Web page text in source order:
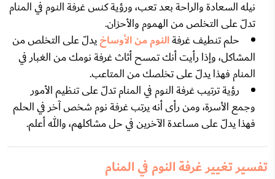
نيله السعادة والراحة بعد تعب، ورؤية كنس غرفة النوم في المنام
تدلّ على التخلص من الهموم والأحزان.
حلم تنطيف غرفةالنوم من الأوساخيدلّ على التخلص من
المشاكل، وإذا رأيت أنك تمسح أثاث غرفة نومك من الغبار في
المنام فهذا يدلّ على تخلصك من المتاعب.
رؤية ترتيب غرفة النوم في المنام تدلّ على تنظيم الأمور
وجمع الأسرة، ومن رأى أنه يرتب غرفة نوم شخص آخر في الحلم
فهذا يدلّ على مساعدة الآخرين في حل مشاكلهم، والله أعلم.
تفسير تغيير غرفة النوم في المنام